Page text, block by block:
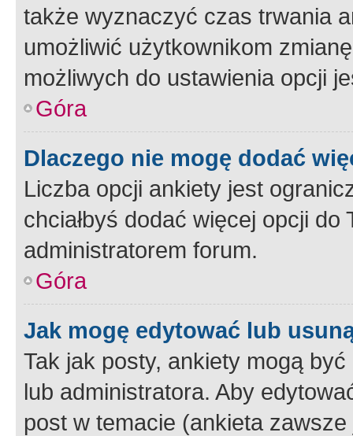
także wyznaczyć czas trwania
umożliwić użytkownikom
możliwych do ustawienia opcji
Góra
Dlaczego nie mogę dodać
Liczba opcji ankiety jest
chciałbyś dodać więcej opcji
administratorem forum.
Góra
Jak mogę edytować lub
Tak jak posty, ankiety mogą
lub administratora. Aby
post w temacie (ankieta